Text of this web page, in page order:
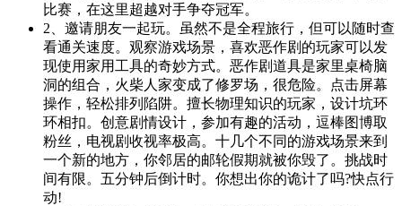
比赛，在这里超越对手争夺冠军。
2、邀请朋友一起玩。虽然不是全程旅行，但可以随时查
看通关速度。观察游戏场景，喜欢恶作剧的玩家可以发
现使用家用工具的奇妙方式。恶作剧道具是家里桌椅脑
洞的组合，火柴人家变成了修罗场，很危险。点击屏幕
操作，轻松排列陷阱。擅长物理知识的玩家，设计坑环
环相扣。创意剧情设计，参加有趣的活动，逗棒图博取
粉丝，电视剧收视率极高。十几个不同的游戏场景来到
一个新的地方，你邻居的邮轮假期就被你毁了。挑战时
间有限。五分钟后倒计时。你想出你的诡计了吗?快点行
动!